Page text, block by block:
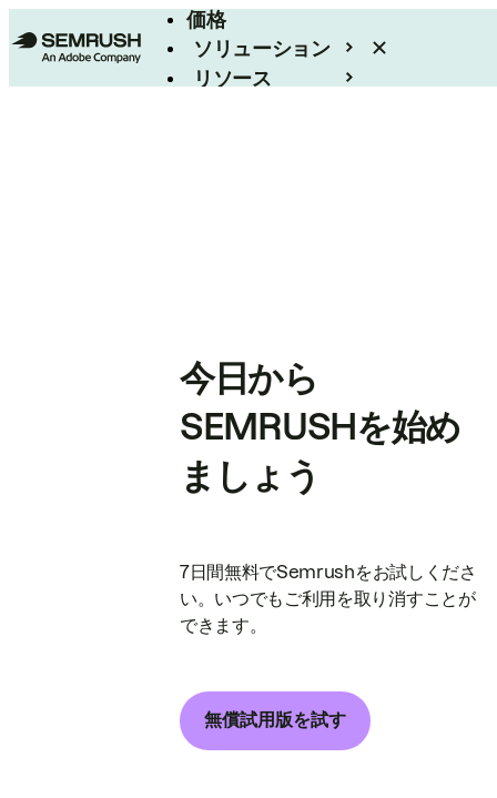
価格
ソリューション
リソース
今日から
SEMRUSHを始め
ましょう
7日間無料でSemrushをお試しくださ
い。いつでもご利用を取り消すことが
できます。
無償試用版を試す